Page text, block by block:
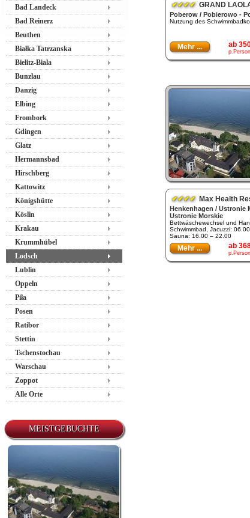
Bad Landeck
Bad Reinerz
Beuthen
Białka Tatrzanska
Bielitz-Biala
Bunzlau
Danzig
Elbing
Frombork
Gdingen
Glatz
Hermannsbad
Hirschberg
Kattowitz
Königshütte
Köslin
Krakau
Krummhübel
Lodsch
Lublin
Oppeln
Piła
Posen
Ratibor
Stettin
Tschenstochau
Warschau
Zoppot
Alle Orte
MEISTGEBUCHTE
✔✔✔✔GRAND
Poberow / Pobierowo -
Nutzung des
Mehr ... ab
✔✔✔✔Max Health
Henkenhagen / Ustronie
Ustronie Morskie
Bettwäschewechsel und
Schwimmbad, Jacuzzi:
Sauna: 16.00 – 22.00
Mehr ... ab